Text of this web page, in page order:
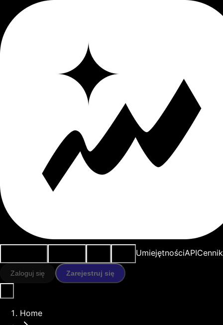
UmiejętnościAPICennik
Zaloguj się Zarejestruj się
Home